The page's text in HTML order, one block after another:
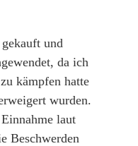
und
da ich
kämpfen hatte
wurden.
laut
Beschwerden